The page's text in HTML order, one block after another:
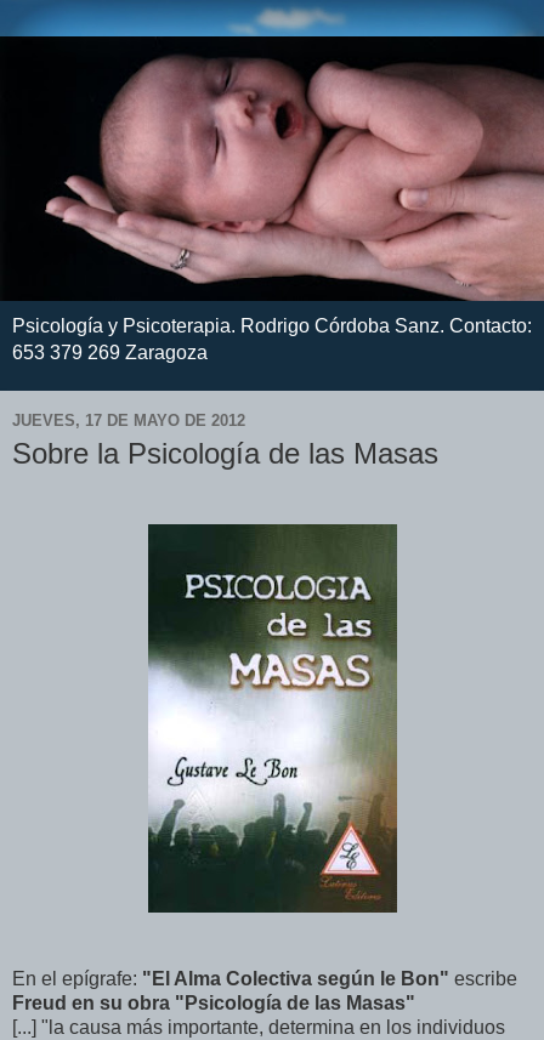
Psicología y Psicoterapia. Rodrigo Córdoba Sanz. Contacto:
653 379 269 Zaragoza
JUEVES, 17 DE MAYO DE 2012
Sobre la Psicología de las Masas
En el epígrafe: "El Alma Colectiva según le Bon" escribe
Freud en su obra "Psicología de las Masas"
[...] "la causa más importante, determina en los individuos